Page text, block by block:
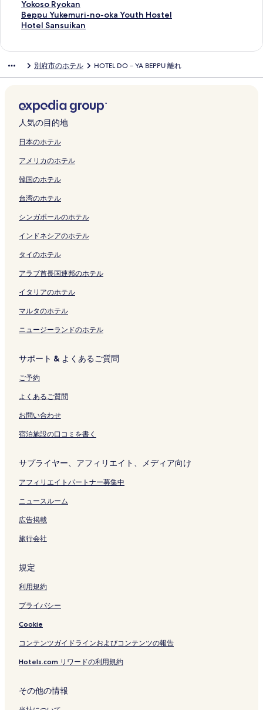
u
R
e
&
a
b
I
G
ペ
ー
ジ
を
く
ン
ン
ク
y
a
d
の
ペ
を
開
く
リ
ク
ジ
を
開
ク
i
P
r
m
t
e
F
g
t
s
u
の
ー
を
く
リ
ン
ク
u
K
a
a
ー
ジ
を
開
リ
ク
B
e
p
ペ
ー
開
く
リ
ン
リ
ン
ク
d
o
N
e
u
の
ペ
ー
を
く
リ
ン
ク
s
e
n
a
s
o
の
ペ
ジ
開
く
リ
ン
T
s
u
の
ジ
を
開
く
ン
H
O
T
O
R
H
O
E
S
R
E
S
O
T
）
ペ
ー
ジ
を
く
ク
n
の
ペ
開
く
ク
O
H
O
C
ペ
ー
ジ
を
く
ン
ク
o
m
i
ジ
を
リ
ン
ク
ジ
を
開
ク
e
a
w
e
u
の
ペ
ー
を
く
リ
ン
ク
o
i
H
B
p
u
の
ペ
ジ
開
く
リ
ン
n
o
y
E
U
の
ペ
ー
を
く
リ
ン
ク
p
u
D
i
t
e
の
ー
を
開
く
リ
ク
p
p
u
m
a
o
t
l
a
a
s
h
i
ペ
ジ
開
く
リ
ン
o
t
e
r
i
k
の
ー
を
開
く
リ
ク
Yokoso Ryokan
Y
o
k
y
a
n
の
ペ
ジ
開
く
リ
ン
Beppu Yukemuri-no-oka Youth Hostel
B
e
u
m
u
i
n
-
o
k
a
o
t
H
o
s
t
l
ー
ジ
を
開
リ
ク
Hotel Sansuikan
H
S
s
u
k
n
ペ
ー
ジ
を
く
ン
別府市のホテル HOTEL DO－YA BEPPU 離れ
人気の目的地
日本のホテル
アメリカのホテル
韓国のホテル
台湾のホテル
シンガポールのホテル
インドネシアのホテル
タイのホテル
アラブ首長国連邦のホテル
イタリアのホテル
マルタのホテル
ニュージーランドのホテル
サポート & よくあるご質問
ご予約
よくあるご質問
お問い合わせ
宿泊施設の口コミを書く
サプライヤー、アフィリエイト、メディア向け
アフィリエイトパートナー募集中
ニュースルーム
広告掲載
旅行会社
規定
利用規約
プライバシー
Cookie
コンテンツガイドラインおよびコンテンツの報告
Hotels.com リワードの利用規約
その他の情報